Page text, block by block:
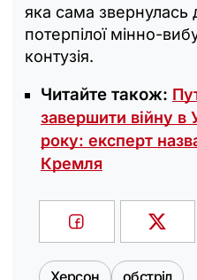
яка сама звернулась
потерпілої мінно-
контузія.
Читайте також:
завершити війну в
року: експерт
Кремля
Херсон обстріл